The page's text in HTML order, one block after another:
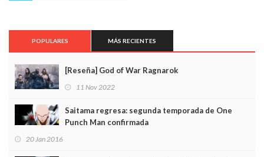
POPULARES MÁS RECIENTES
[Reseña] God of War Ragnarok
11 Nov 2022
Saitama regresa: segunda temporada de One
Punch Man confirmada
20 Jan 2016